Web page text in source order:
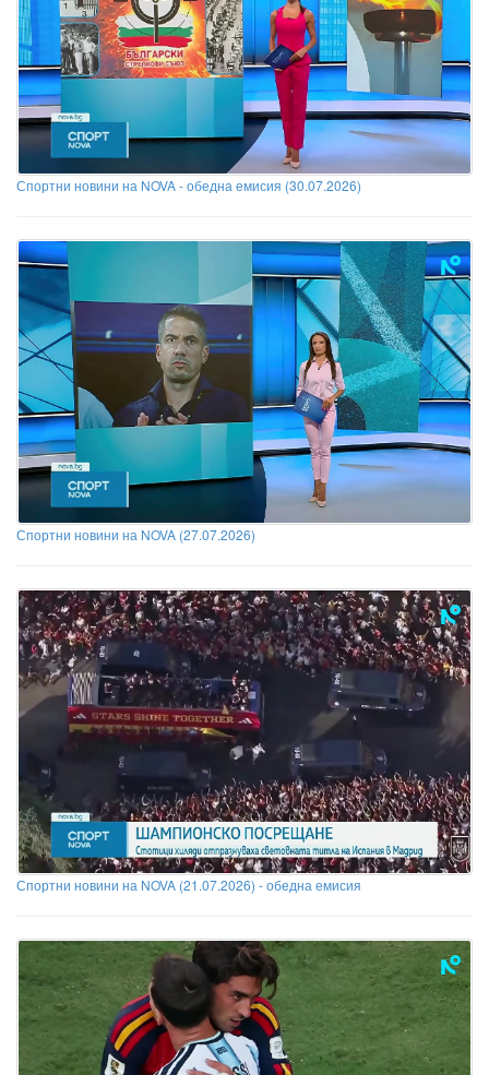
Спортни новини на NOVA - обедна емисия (30.07.2026)
Спортни новини на NOVA (27.07.2026)
Спортни новини на NOVA (21.07.2026) - обедна емисия